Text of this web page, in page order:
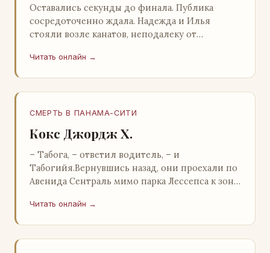
Оставались секунды до финала. Публика
сосредоточенно ждала. Надежда и Илья
стояли возле канатов, неподалеку от
прочей публики, …
Читать онлайн →
СМЕРТЬ В ПАНАМА-СИТИ
Кокс Джордж Х.
– Табога, – ответил водитель, – и
Табогийя.Вернувшись назад, они проехали по
Авенида Сентраль мимо парка Лессепса к зоне
отель…
Читать онлайн →